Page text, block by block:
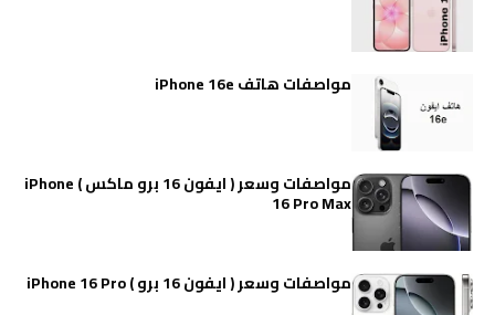
مواصفات هاتف iPhone 16e
مواصفات وسعر ( ايفون 16 برو ماكس ) iPhone
16 Pro Max
مواصفات وسعر ( ايفون 16 برو ) iPhone 16 Pro